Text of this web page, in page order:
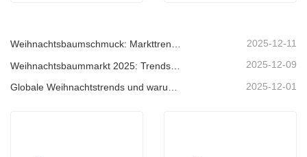
Weihnachtsbaumschmuck: Markttrends, Einblicke in die Lieferkette und Beschaffungsleitfaden 2025 2025-12-11
2025-12-09
2025-12-01